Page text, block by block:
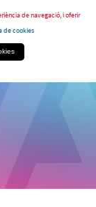
de navegació, i oferir
de cookies